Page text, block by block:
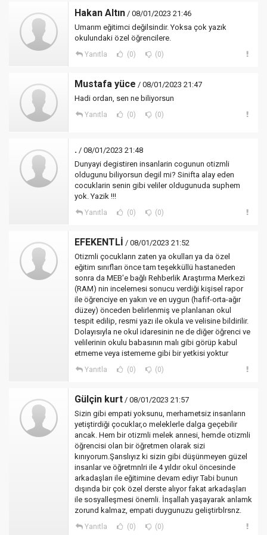
Hakan Altın / 08/01/2023 21:46
Umarım eğitimci değilsindir. Yoksa çok yazık
okulundaki özel öğrencilere.
Yanıtla (0) (0)
Mustafa yüce / 08/01/2023 21:47
Hadi ordan, sen ne biliyorsun
Yanıtla (0) (0)
. / 08/01/2023 21:48
Dunyayi degistiren insanlarin cogunun otizmli
oldugunu biliyorsun degil mi? Sinifta alay eden
cocuklarin senin gibi veliler oldugunuda suphem
yok. Yazik !!!
Yanıtla (0) (0)
EFEKENTLİ / 08/01/2023 21:52
Otizmli çocukların zaten ya okulları ya da özel
eğitim sınıfları önce tam teşekküllü hastaneden
sonra da MEB'e bağlı Rehberlik Araştırma Merkezi
(RAM) nin incelemesi sonucu verdiği kişisel rapor
ile öğrenciye en yakın ve en uygun (hafif-orta-ağır
düzey) önceden belirlenmiş ve planlanan okul
tespit edilip, resmi yazı ile okula ve velisine bildirilir.
Dolayısıyla ne okul idaresinin ne de diğer öğrenci ve
velilerinin okulu babasının malı gibi görüp kabul
etmeme veya istememe gibi bir yetkisi yoktur
Yanıtla (0) (0)
Gülçin kurt / 08/01/2023 21:57
Sizin gibi empati yoksunu, merhametsiz insanların
yetiştirdiği çocuklar,o meleklerle dalga geçebilir
ancak. Hem bir otizmli melek annesi, hemde otizmli
öğrencisi olan bir öğretmen olarak sizi
kınıyorum.Şanslıyız ki sizin gibi düşünmeyen güzel
insanlar ve öğretmnlri ile 4 yıldır okul öncesinde
arkadaşları ile eğitimine devam ediyr Tabi bunun
dışında bir çok özel derste alıyor fakat arkadaşları
ile sosyalleşmesi önemli. İnşallah yaşayarak anlamk
zorund kalmaz, empati duygunuzu geliştirblrsnz.
Yanıtla (0) (0)